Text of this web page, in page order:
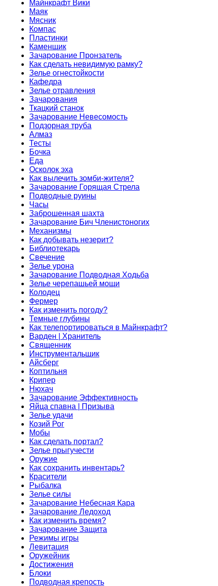
Майнкрафт Вики
Маяк
Мясник
Компас
Пластинки
Каменщик
Зачарование Пронзатель
Как сделать невидимую рамку?
Зелье огнестойкости
Кафедра
Зелье отравления
Зачарования
Ткацкий станок
Зачарование Невесомость
Подзорная труба
Алмаз
Тесты
Бочка
Еда
Осколок эха
Как вылечить зомби-жителя?
Зачарование Горящая Стрела
Подводные руины
Часы
Заброшенная шахта
Зачарование Бич Членистоногих
Механизмы
Как добывать незерит?
Библиотекарь
Свечение
Зелье урона
Зачарование Подводная Ходьба
Зелье черепашьей мощи
Колодец
Фермер
Как изменить погоду?
Темные глубины
Как телепортироваться в Майнкрафт?
Варден | Хранитель
Священник
Инструментальщик
Айсберг
Коптильня
Крипер
Нюхач
Зачарование Эффективность
Яйца спавна | Призыва
Зелье удачи
Козий Рог
Мобы
Как сделать портал?
Зелье прыгучести
Оружие
Как сохранить инвентарь?
Красители
Рыбалка
Зелье силы
Зачарование Небесная Кара
Зачарование Ледоход
Как изменить время?
Зачарование Защита
Режимы игры
Левитация
Оружейник
Достижения
Блоки
Подводная крепость